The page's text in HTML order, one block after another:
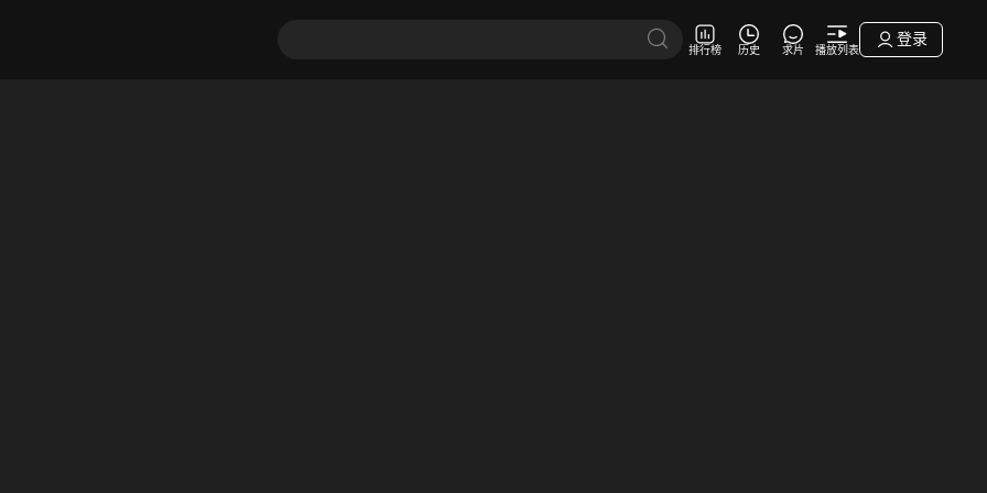
排行榜 历史 求片 播放列表
登录